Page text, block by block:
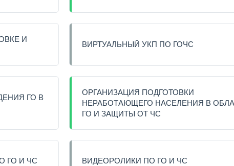
И
ВИРТУАЛЬНЫЙ УКП ПО ГОЧС
ГО В
ОРГАНИЗАЦИЯ ПОДГОТОВКИ
НЕРАБОТАЮЩЕГО НАСЕЛЕНИЯ В
ГО И ЗАЩИТЫ ОТ ЧС
ГО И ЧС ВИДЕОРОЛИКИ ПО ГО И ЧС